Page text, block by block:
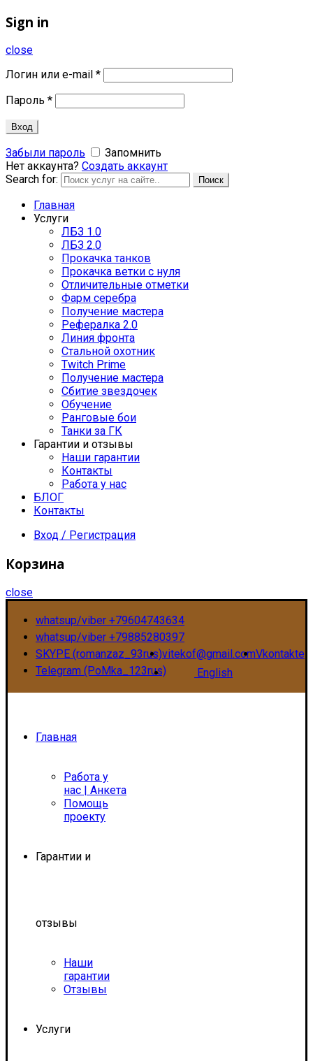
Sign in
close
Логин или e-mail *
Пароль *
Вход
Забыли пароль
Запомнить
Нет аккаунта? Создать аккаунт
Search for:
Поиск
Главная
Услуги
ЛБЗ 1.0
ЛБЗ 2.0
Прокачка танков
Прокачка ветки с нуля
Отличительные отметки
Фарм серебра
Получение мастера
Рефералка 2.0
Линия фронта
Стальной охотник
Twitch Prime
Получение мастера
Сбитие звездочек
Обучение
Ранговые бои
Танки за ГК
Гарантии и отзывы
Наши гарантии
Контакты
Работа у нас
БЛОГ
Контакты
Вход / Регистрация
Корзина
close
whatsup/viber +79604743634
whatsup/viber +79885280397
SKYPE (romanzaz_93rus)vitekof@gmail.comVkontakte
Telegram (PoMka_123rus)
English
Главная
Работа у
нас | Анкета
Помощь
проекту
Гарантии и
отзывы
Наши
гарантии
Отзывы
Услуги